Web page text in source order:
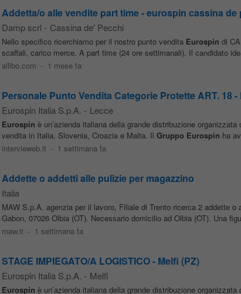
Addetta/o alle vendite part time - eurospin cassina de
Damp scrl - Cassina de' Pecchi
Nello specifico ricerchiamo per il nostro punto vendita Eurospin di
scaffali, carico merce. A part time (24 ore settimanali). Il candidato
allibo.com - 1 mese fa
Personale Punto Vendita Categorie Protette ART. 18
Eurospin Italia S.p.A. - Lecce
Eurospin è un’azienda italiana della grande distribuzione
vendita in Italia, Slovenia, Croazia e Malta. Il Gruppo Eurospin ha
intervieweb.it - 1 settimana fa
Addette o addetti alle pulizie per magazzino
Italia
MAW S.p.A. agenzia per il lavoro, Filiale di Trento ricerca 2 addette
Gabon, 07026 Olbia (OT). Necessario domicilio ad Olbia (OT). Una
maw.it - 1 settimana fa
STAGE IMPIEGATO/A LOGISTICO - Melfi (PZ)
Eurospin Italia S.p.A. - Melfi
Eurospin è un’azienda italiana della grande distribuzione